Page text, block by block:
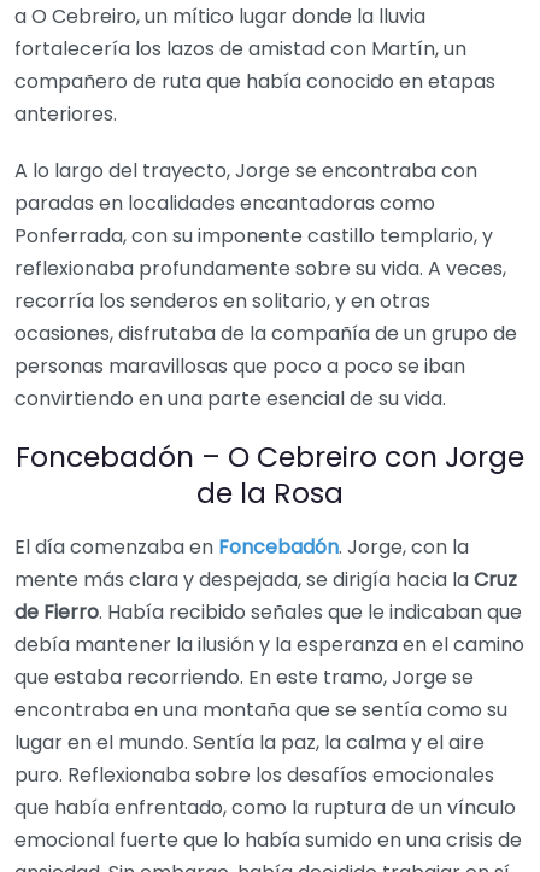
a O Cebreiro, un mítico lugar donde la lluvia
fortalecería los lazos de amistad con Martín, un
compañero de ruta que había conocido en etapas
anteriores.
A lo largo del trayecto, Jorge se encontraba con
paradas en localidades encantadoras como
Ponferrada, con su imponente castillo templario, y
reflexionaba profundamente sobre su vida. A veces,
recorría los senderos en solitario, y en otras
ocasiones, disfrutaba de la compañía de un grupo de
personas maravillosas que poco a poco se iban
convirtiendo en una parte esencial de su vida.
Foncebadón – O Cebreiro con Jorge
de la Rosa
El día comenzaba en Foncebadón. Jorge, con la
mente más clara y despejada, se dirigía hacia laCruz
de Fierro. Había recibido señales que le indicaban que
debía mantener la ilusión y la esperanza en el camino
que estaba recorriendo. En este tramo, Jorge se
encontraba en una montaña que se sentía como su
lugar en el mundo. Sentía la paz, la calma y el aire
puro. Reflexionaba sobre los desafíos emocionales
que había enfrentado, como la ruptura de un vínculo
emocional fuerte que lo había sumido en una crisis de